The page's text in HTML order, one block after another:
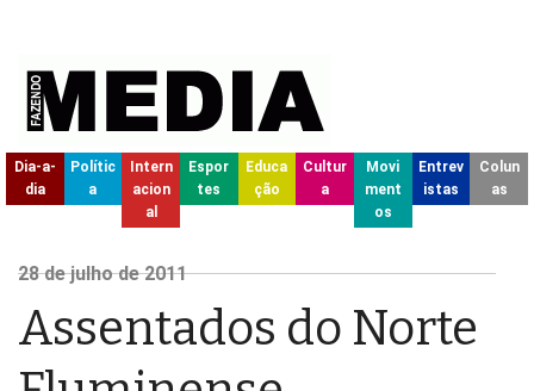
Dia-a-
dia
Polític
a
Intern
acion
al
Espor
tes
Educa
ção
Cultur
a
Movi
ment
os
Entrev
istas
Colun
as
28de julho de2011
Assentados do Norte